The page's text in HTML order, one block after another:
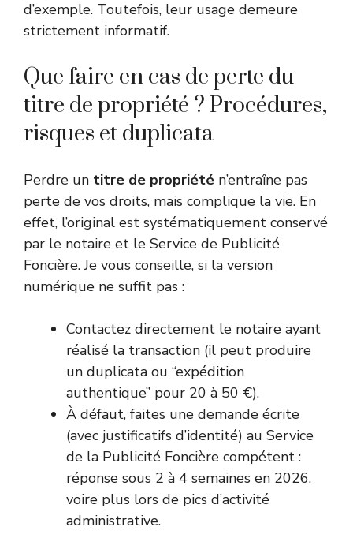
d’exemple. Toutefois, leur usage demeure
strictement informatif.
Que faire en cas de perte du
titre de propriété ? Procédures,
risques et duplicata
Perdre un titre de propriété n’entraîne pas
perte de vos droits, mais complique la vie. En
effet, l’original est systématiquement conservé
par le notaire et le Service de Publicité
Foncière. Je vous conseille, si la version
numérique ne suffit pas :
Contactez directement le notaire ayant
réalisé la transaction (il peut produire
un duplicata ou “expédition
authentique” pour 20 à 50 €).
À défaut, faites une demande écrite
(avec justificatifs d’identité) au Service
de la Publicité Foncière compétent :
réponse sous 2 à 4 semaines en 2026,
voire plus lors de pics d’activité
administrative.